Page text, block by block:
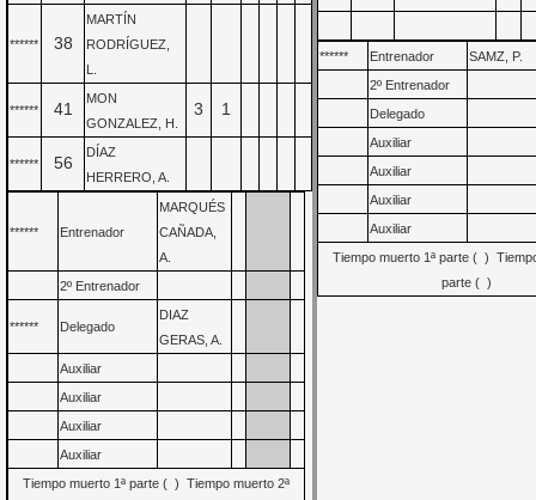
****** 38
MARTÍN
RODRÍGUEZ,
****** 41
MON
GONZALEZ, H.
3 1
****** 56
DÍAZ
HERRERO, A.
****** Entrenador
MARQUÉS
CAÑADA,
A.
2º Entrenador
****** Delegado
DIAZ
GERAS, A.
Auxiliar
Auxiliar
Auxiliar
Auxiliar
Tiempo muerto 1ª parte ( ) Tiempo muerto 2ª
****** Entrenador
SAMZ, P.
2º Entrenador
Delegado
Auxiliar
Auxiliar
Auxiliar
Auxiliar
Tiempo muerto 1ª parte ( )
parte ( )